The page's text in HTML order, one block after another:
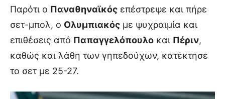
Παρότι ο Παναθηναϊκός επέστρεψε και πήρε
σετ-μπολ, ο Ολυμπιακός με ψυχραιμία και
επιθέσεις από Παπαγγελόπουλο και Πέριν,
καθώς και λάθη των γηπεδούχων, κατέκτησε
το σετ με 25-27.